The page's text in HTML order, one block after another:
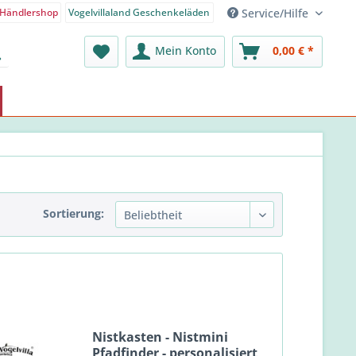
Shop - Deutsch
Händlershop Vogelvillaland Geschenkeläden Service/Hilfe
Mein Konto 0,00 € *
Sortierung:
Nistkasten - Nistmini